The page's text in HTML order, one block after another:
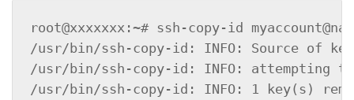
root@xxxxxxx:~# ssh-copy-id
/usr/bin/ssh-copy-id: INFO: Source of
/usr/bin/ssh-copy-id: INFO:
/usr/bin/ssh-copy-id: INFO: 1 key(s)